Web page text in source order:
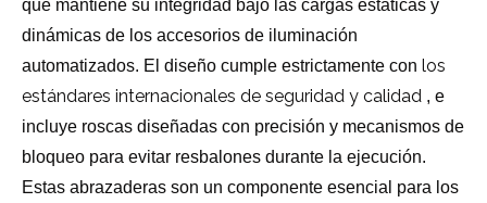
que mantiene su integridad bajo las cargas estáticas y
dinámicas de los accesorios de iluminación
automatizados. El diseño cumple estrictamente con los
estándares internacionales de seguridad y calidad , e
incluye roscas diseñadas con precisión y mecanismos de
bloqueo para evitar resbalones durante la ejecución.
Estas abrazaderas son un componente esencial para los